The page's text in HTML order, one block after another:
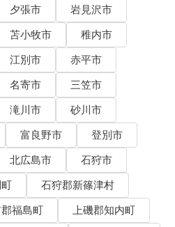
夕張市
岩見沢市
苫小牧市
稚内市
江別市
赤平市
名寄市
三笠市
滝川市
砂川市
富良野市
登別市
北広島市
石狩市
石狩郡新篠津村
福島町 上磯郡知内町